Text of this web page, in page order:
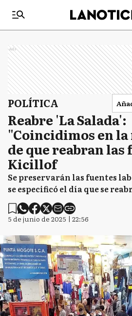
Ads
POLÍTICA
Reabre 'La Salada':
"Coincidimos en la
de que reabran
Kicillof
Se preservarán las fuentes
se especificó el día que se
5 de junio de 2025 | 22:56